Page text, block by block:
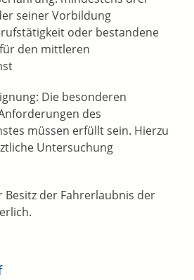
seiner Vorbildung
oder bestandene
den mittleren
Die besonderen
des
müssen erfüllt sein. Hierzu
Untersuchung
Besitz der Fahrerlaubnis der